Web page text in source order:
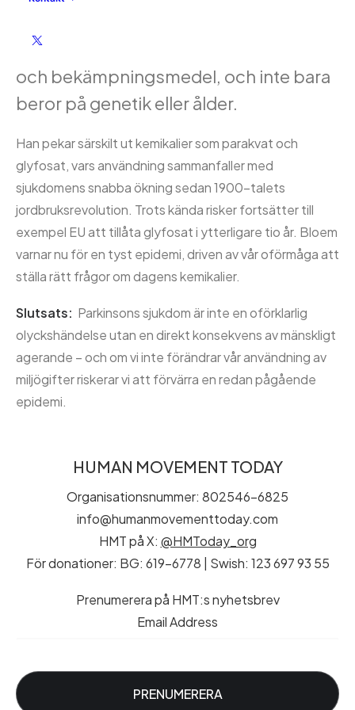
skapad av människor genom miljögifter
och bekämpningsmedel, och inte bara
beror på genetik eller ålder.
Han pekar särskilt ut kemikalier som parakvat och
glyfosat, vars användning sammanfaller med
sjukdomens snabba ökning sedan 1900-talets
jordbruksrevolution. Trots kända risker fortsätter till
exempel EU att tillåta glyfosat i ytterligare tio år. Bloem
varnar nu för en tyst epidemi, driven av vår oförmåga att
ställa rätt frågor om dagens kemikalier.
Slutsats: Parkinsons sjukdom är inte en oförklarlig
olyckshändelse utan en direkt konsekvens av mänskligt
agerande – och om vi inte förändrar vår användning av
miljögifter riskerar vi att förvärra en redan pågående
epidemi.
HUMAN MOVEMENT TODAY
Organisationsnummer: 802546-6825
info@humanmovementtoday.com
HMT på X: @HMToday_org
För donationer: BG: 619-6778 | Swish: 123 697 93 55
Prenumerera på HMT:s nyhetsbrev
Email Address